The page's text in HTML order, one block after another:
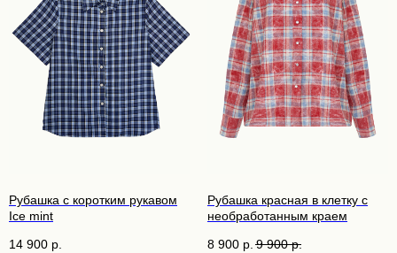
Рубашка с коротким рукавом
Ice mint
14 900 р.
Рубашка красная в клетку с
необработанным краем
8 900 р. 9 900 р.